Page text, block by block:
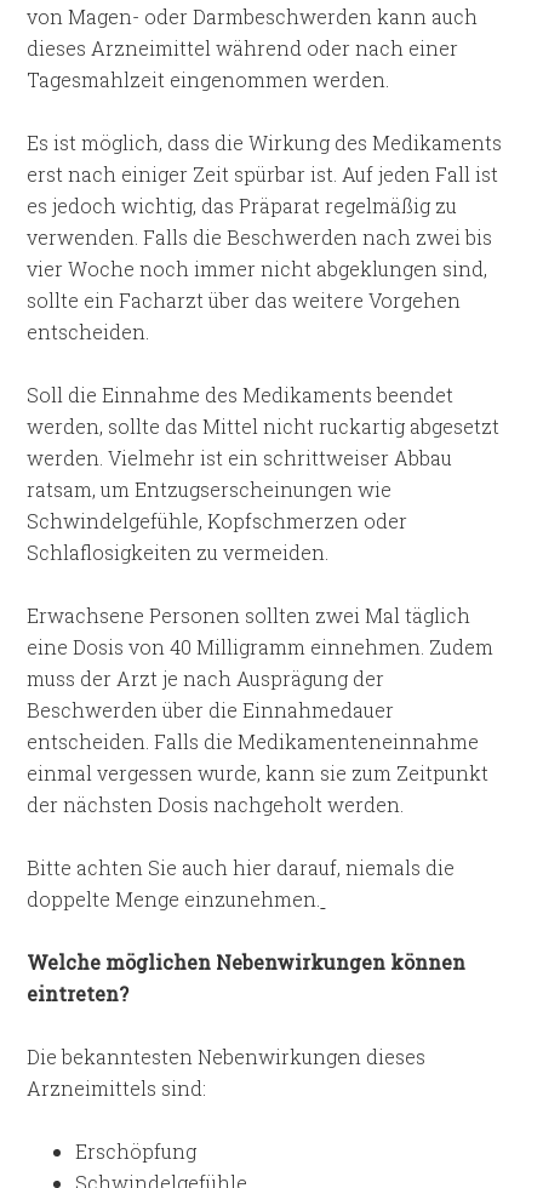
von Magen- oder Darmbeschwerden kann auch
dieses Arzneimittel während oder nach einer
Tagesmahlzeit eingenommen werden.
Es ist möglich, dass die Wirkung des Medikaments
erst nach einiger Zeit spürbar ist. Auf jeden Fall ist
es jedoch wichtig, das Präparat regelmäßig zu
verwenden. Falls die Beschwerden nach zwei bis
vier Woche noch immer nicht abgeklungen sind,
sollte ein Facharzt über das weitere Vorgehen
entscheiden.
Soll die Einnahme des Medikaments beendet
werden, sollte das Mittel nicht ruckartig abgesetzt
werden. Vielmehr ist ein schrittweiser Abbau
ratsam, um Entzugserscheinungen wie
Schwindelgefühle, Kopfschmerzen oder
Schlaflosigkeiten zu vermeiden.
Erwachsene Personen sollten zwei Mal täglich
eine Dosis von 40 Milligramm einnehmen. Zudem
muss der Arzt je nach Ausprägung der
Beschwerden über die Einnahmedauer
entscheiden. Falls die Medikamenteneinnahme
einmal vergessen wurde, kann sie zum Zeitpunkt
der nächsten Dosis nachgeholt werden.
Bitte achten Sie auch hier darauf, niemals die
doppelte Menge einzunehmen.
Welche möglichen Nebenwirkungen können
eintreten?
Die bekanntesten Nebenwirkungen dieses
Arzneimittels sind:
Erschöpfung
Schwindelgefühle